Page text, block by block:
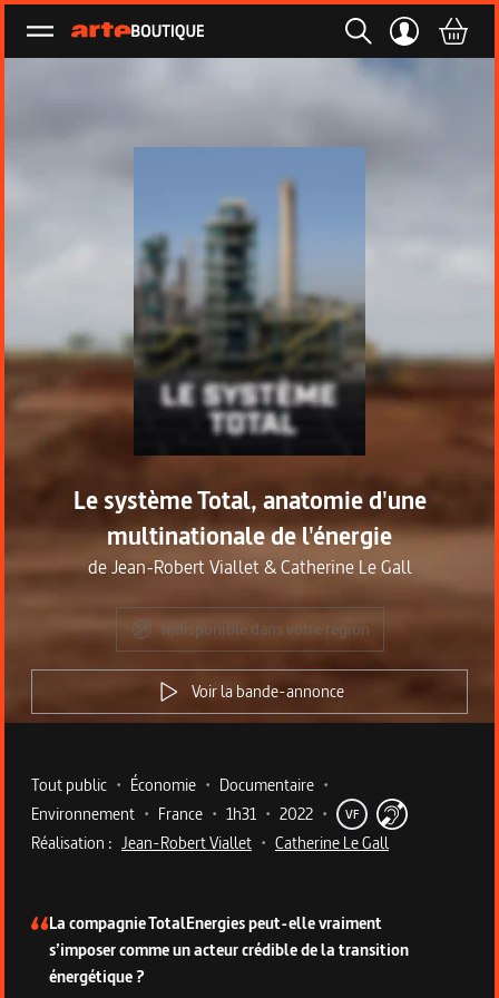
Ouvrir le menu
Le système Total, anatomie d'une
multinationale de l'énergie
deJean-Robert Viallet&Catherine Le Gall
Indisponible dans votre région
Voir la bande-annonce
Metadata du programme
Tout public • Économie • Documentaire •
Environnement • France • 1h31 • 2022 • VF
Réalisation : Jean-Robert Viallet • Catherine Le Gall
La compagnie TotalEnergies peut-elle vraiment
s’imposer comme un acteur crédible de la transition
énergétique ?